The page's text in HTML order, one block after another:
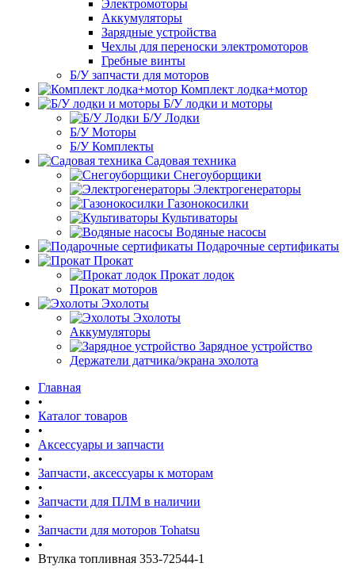
Электромоторы
Аккумуляторы
Зарядные устройства
Чехлы для переноски электромоторов
Гребные винты
Б/У запчасти для моторов
Комплект лодка+мотор
Б/У лодки и моторы
Б/У Лодки
Б/У Моторы
Б/У Комплекты
Садовая техника
Снегоуборщики
Электрогенераторы
Газонокосилки
Культиваторы
Водяные насосы
Подарочные сертификаты
Прокат
Прокат лодок
Прокат моторов
Эхолоты
Эхолоты
Аккумуляторы
Зарядное устройство
Держатели датчика/экрана эхолота
Главная
•
Каталог товаров
•
Аксессуары и запчасти
•
Запчасти, аксессуары к моторам
•
Запчасти для ПЛМ в наличии
•
Запчасти для моторов Tohatsu
•
Втулка топливная 353-72544-1